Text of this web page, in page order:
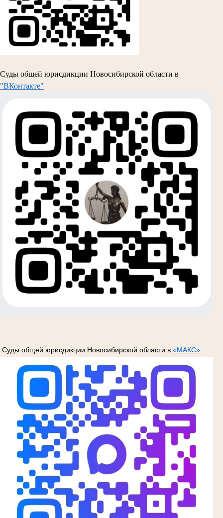
Суды общей юрисдикции Новосибирской области в
"ВКонтакте"
Суды общей юрисдикции Новосибирской области в «МАКС»